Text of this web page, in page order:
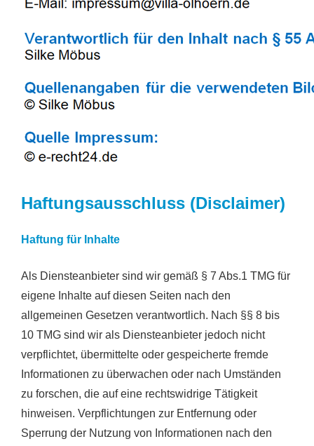
Haftungsausschluss (Disclaimer)
Haftung für Inhalte
Als Diensteanbieter sind wir gemäß § 7 Abs.1 TMG für
eigene Inhalte auf diesen Seiten nach den
allgemeinen Gesetzen verantwortlich. Nach §§ 8 bis
10 TMG sind wir als Diensteanbieter jedoch nicht
verpflichtet, übermittelte oder gespeicherte fremde
Informationen zu überwachen oder nach Umständen
zu forschen, die auf eine rechtswidrige Tätigkeit
hinweisen. Verpflichtungen zur Entfernung oder
Sperrung der Nutzung von Informationen nach den